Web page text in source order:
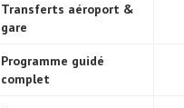
Transferts aéroport &
gare
Programme guidé
complet